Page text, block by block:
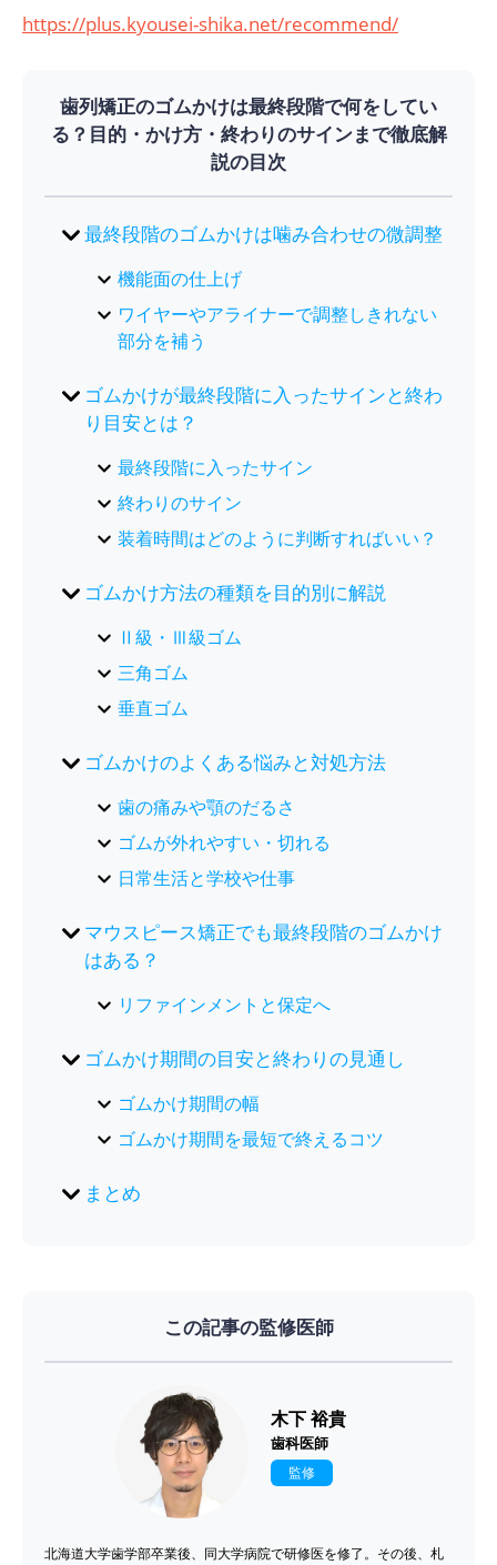
https://plus.kyousei-shika.net/recommend/
歯列矯正のゴムかけは最終段階で何をしてい
る？目的・かけ方・終わりのサインまで徹底解
説の目次
最終段階のゴムかけは噛み合わせの微調整
機能面の仕上げ
ワイヤーやアライナーで調整しきれない
部分を補う
ゴムかけが最終段階に入ったサインと終わ
り目安とは？
最終段階に入ったサイン
終わりのサイン
装着時間はどのように判断すればいい？
ゴムかけ方法の種類を目的別に解説
Ⅱ級・Ⅲ級ゴム
三角ゴム
垂直ゴム
ゴムかけのよくある悩みと対処方法
歯の痛みや顎のだるさ
ゴムが外れやすい・切れる
日常生活と学校や仕事
マウスピース矯正でも最終段階のゴムかけ
はある？
リファインメントと保定へ
ゴムかけ期間の目安と終わりの見通し
ゴムかけ期間の幅
ゴムかけ期間を最短で終えるコツ
まとめ
この記事の監修医師
木下 裕貴
歯科医師
監修
北海道大学歯学部卒業後、同大学病院で研修医を修了。その後、札